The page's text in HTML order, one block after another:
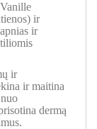
ir
ir
ir
ir maitina
dermą